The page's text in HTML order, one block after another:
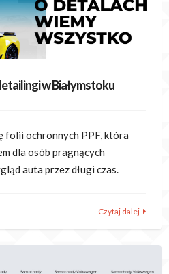
w Białymstoku
folii ochronnych PPF, która
dla osób pragnących
auta przez długi czas.
Czytaj dalej